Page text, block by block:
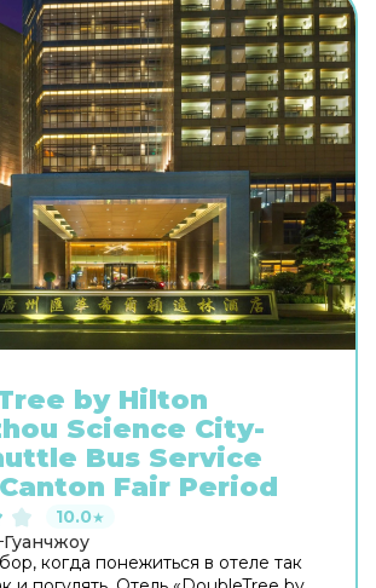
by Hilton
Science City-
Bus Service
Fair Period
10.0★
Гуанчжоу
когда понежиться в отеле так